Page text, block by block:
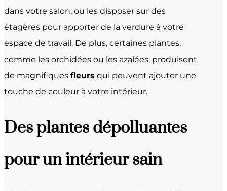
dans votre salon, ou les disposer sur des
étagères pour apporter de la verdure à votre
espace de travail. De plus, certaines plantes,
comme les orchidées ou les azalées, produisent
de magnifiques fleurs qui peuvent ajouter une
touche de couleur à votre intérieur.
Des plantes dépolluantes
pour un intérieur sain